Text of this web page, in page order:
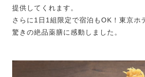
提供してくれます。
さらに1日1組限定で宿泊もOK！東京ホ
驚きの絶品薬膳に感動しました。